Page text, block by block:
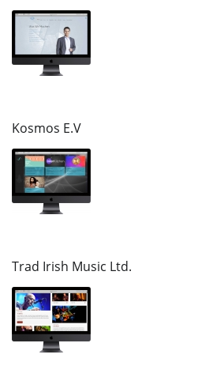
Kosmos E.V
Trad Irish Music Ltd.